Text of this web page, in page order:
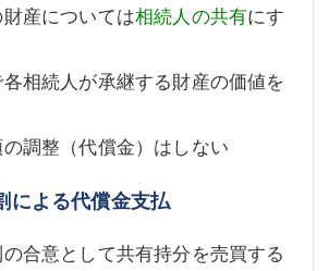
産については相続人の共有にす
相続人が承継する財産の価値を
調整（代償金）はしない
よる代償金支払
合意として共有持分を売買する